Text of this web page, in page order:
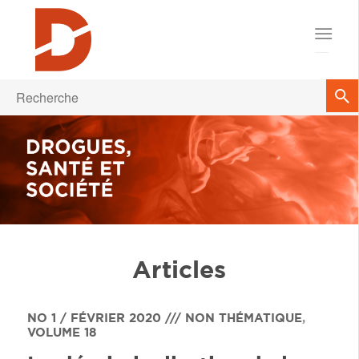
Articles
NO 1 / FÉVRIER 2020 /// NON THÉMATIQUE,
VOLUME 18